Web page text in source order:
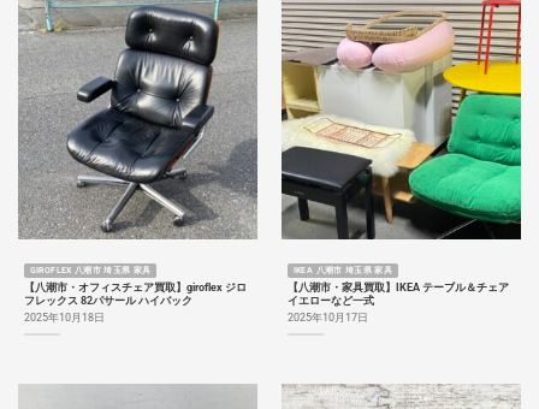
GIROFLEX 八潮市 埼玉県 家具
【八潮市・オフィスチェア買取】giroflex ジロ
フレックス 82パサール ハイバック
2025年10月18日
IKEA 八潮市 埼玉県 家具
【八潮市・家具買取】IKEA テーブル＆チェア
イエローなど一式
2025年10月17日